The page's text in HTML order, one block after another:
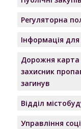
Регуляторна
Інформація
Дорожня карта
захисник
загинув
Відділ
Управління